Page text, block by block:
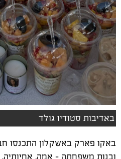
באדיבות סטודיו גולד
באקו פארק באשקלון התכנסו
ובנות משפחתה – אמה, אחיותיה,